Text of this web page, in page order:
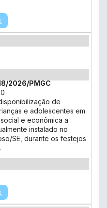
2026/PMGC
de
e adolescentes em
e econômica a
instalado no
SE, durante os festejos